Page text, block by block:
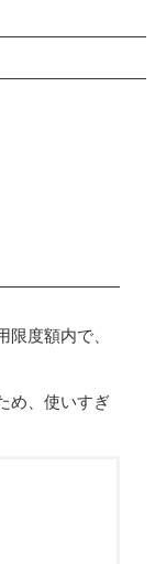
限度額内で、
め、使いすぎ